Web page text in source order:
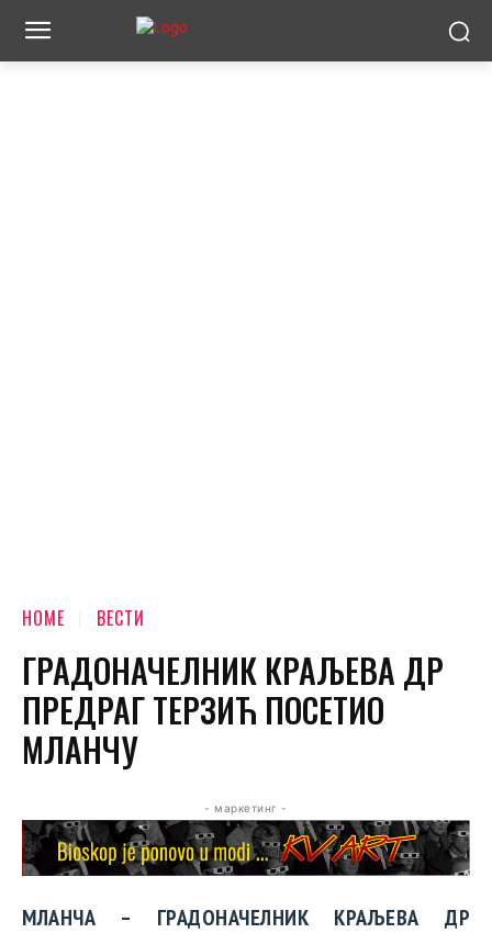
HOME ВЕСТИ
ГРАДОНАЧЕЛНИК КРАЉЕВА ДР
ПРЕДРАГ ТЕРЗИЋ ПОСЕТИО
МЛАНЧУ
- маркетинг -
МЛАНЧА – ГРАДОНАЧЕЛНИК КРАЉЕВА ДР